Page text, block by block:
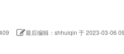
最后编辑：shhuiqin 于 2023-03-06